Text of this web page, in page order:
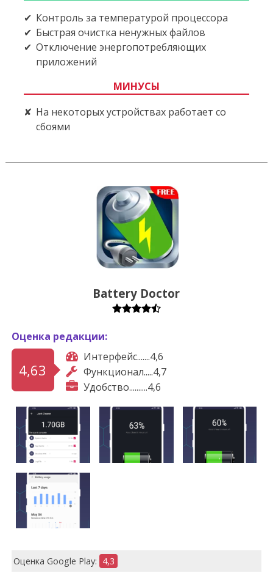
Контроль за температурой процессора
Быстрая очистка ненужных файлов
Отключение энергопотребляющих
приложений
МИНУСЫ
На некоторых устройствах работает со
сбоями
Battery Doctor
Оценка редакции:
4,63
Интерфейс.......4,6
Функционал.....4,7
Удобство..........4,6
Оценка Google Play: 4,3